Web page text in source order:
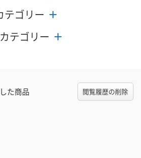
テゴリー
テゴリー
た商品 閲覧履歴の削除